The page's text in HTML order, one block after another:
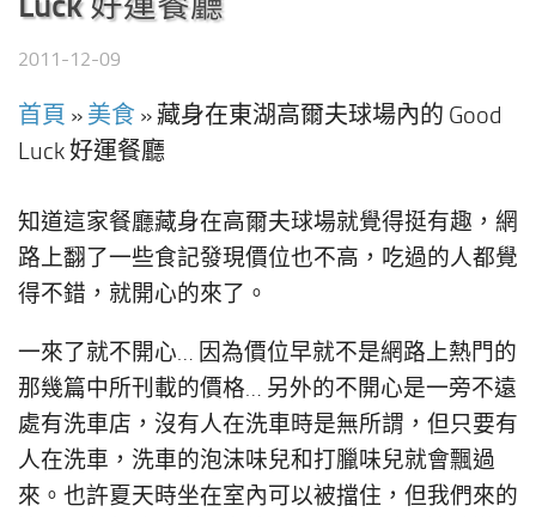
2011-12-09
首頁 » 美食 »藏身在東湖高爾夫球場內的 Good
Luck 好運餐廳
知道這家餐廳藏身在高爾夫球場就覺得挺有趣，網
路上翻了一些食記發現價位也不高，吃過的人都覺
得不錯，就開心的來了。
一來了就不開心… 因為價位早就不是網路上熱門的
那幾篇中所刊載的價格… 另外的不開心是一旁不遠
處有洗車店，沒有人在洗車時是無所謂，但只要有
人在洗車，洗車的泡沫味兒和打臘味兒就會飄過
來。也許夏天時坐在室內可以被擋住，但我們來的